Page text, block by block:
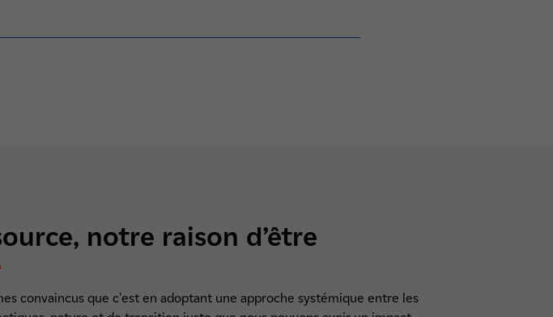
notre raison d’être
convaincus que c'est en adoptant une approche systémique entre les